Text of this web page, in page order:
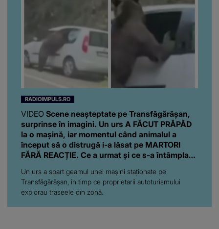
RADIOIMPULS.RO
VIDEO Scene neașteptate pe Transfăgărășan,
surprinse în imagini. Un urs A FĂCUT PRĂPĂD
la o mașină, iar momentul când animalul a
început să o distrugă i-a lăsat pe MARTORI
FĂRĂ REACȚIE. Ce a urmat și ce s-a întâmplat
Un urs a spart geamul unei mașini staționate pe
Transfăgărășan, în timp ce proprietarii autoturismului
explorau traseele din zonă.